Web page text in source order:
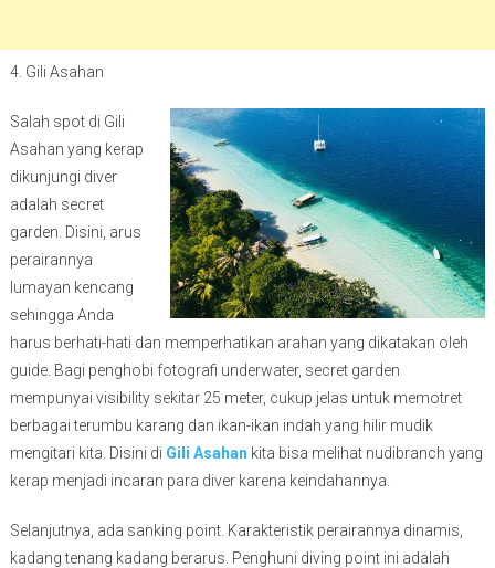
4. Gili Asahan
Salah spot di Gili
Asahan yang kerap
dikunjungi diver
adalah secret
garden. Disini, arus
perairannya
lumayan kencang
sehingga Anda
harus berhati-hati dan memperhatikan arahan yang dikatakan oleh
guide. Bagi penghobi fotografi underwater, secret garden
mempunyai visibility sekitar 25 meter, cukup jelas untuk memotret
berbagai terumbu karang dan ikan-ikan indah yang hilir mudik
mengitari kita. Disini di Gili Asahan kita bisa melihat nudibranch yang
kerap menjadi incaran para diver karena keindahannya.
Selanjutnya, ada sanking point. Karakteristik perairannya dinamis,
kadang tenang kadang berarus. Penghuni diving point ini adalah